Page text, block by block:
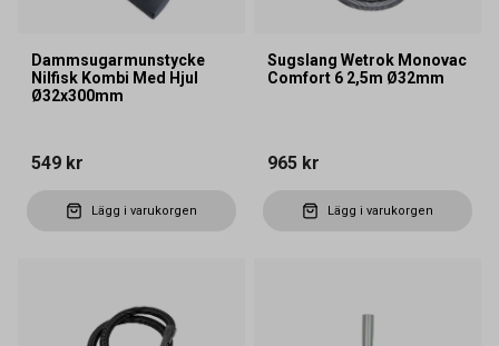
Dammsugarmunstycke
Nilfisk Kombi Med Hjul
Ø32x300mm
549 kr
Lägg i varukorgen
Sugslang Wetrok Monovac
Comfort 6 2,5m Ø32mm
965 kr
Lägg i varukorgen